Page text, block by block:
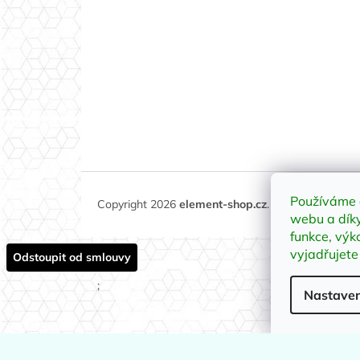
webu a
funkce,
vyjadřujete
Copyright 2026 element-shop.cz. Všechna práva
Odstoupit od smlouvy
;